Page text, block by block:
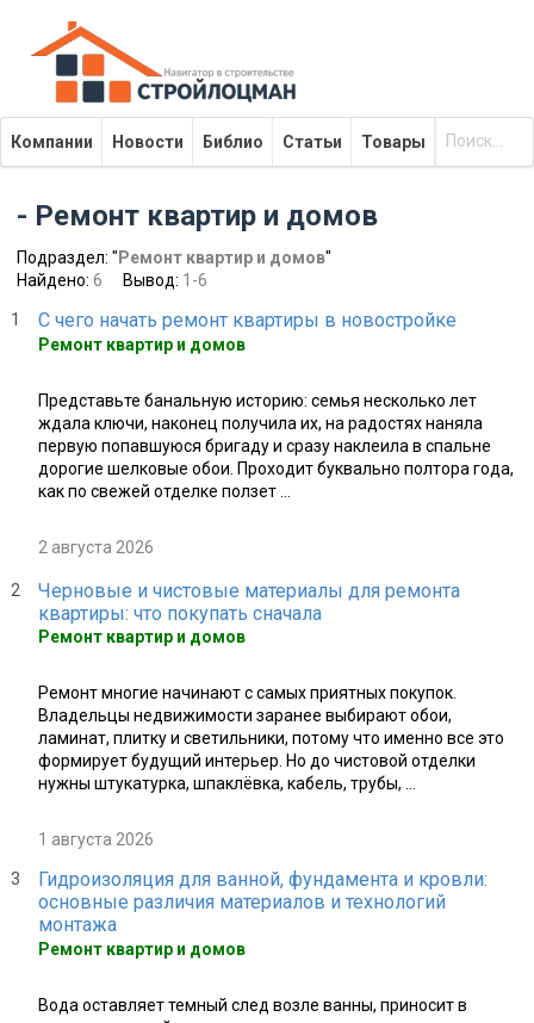
Компании Новости Библио Статьи Товары
- Ремонт квартир и домов
Подраздел: " Ремонт квартир и домов"
Найдено: 6 Вывод: 1-6
С чего начать ремонт квартиры в новостройке
Ремонт квартир и домов
Представьте банальную историю: семья несколько лет
ждала ключи, наконец получила их, на радостях наняла
первую попавшуюся бригаду и сразу наклеила в спальне
дорогие шелковые обои. Проходит буквально полтора года,
как по свежей отделке ползет ...
2 августа 2026
Черновые и чистовые материалы для ремонта
квартиры: что покупать сначала
Ремонт квартир и домов
Ремонт многие начинают с самых приятных покупок.
Владельцы недвижимости заранее выбирают обои,
ламинат, плитку и светильники, потому что именно все это
формирует будущий интерьер. Но до чистовой отделки
нужны штукатурка, шпаклёвка, кабель, трубы, ...
1 августа 2026
Гидроизоляция для ванной, фундамента и кровли:
основные различия материалов и технологий
монтажа
Ремонт квартир и домов
Вода оставляет темный след возле ванны, приносит в